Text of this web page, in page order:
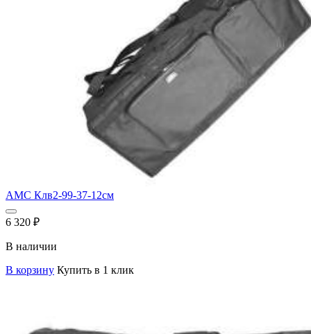
AMC Клв2-99-37-12см
6 320 ₽
В наличии
В корзину Купить в 1 клик